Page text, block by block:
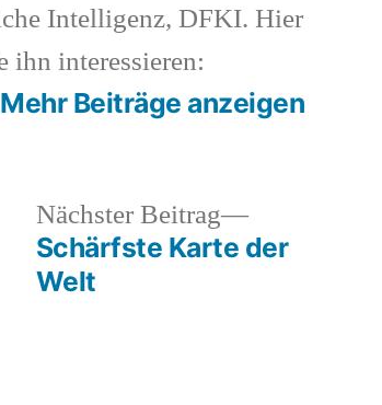
Intelligenz, DFKI. Hier
ihn interessieren:
Mehr Beiträge anzeigen
Nächster Beitrag
Nächster
Beitrag:
Schärfste Karte der
Welt